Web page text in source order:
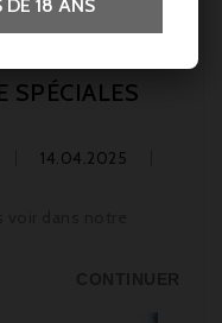
SPÉCIALES
14.04.2025
DE 18 ANS